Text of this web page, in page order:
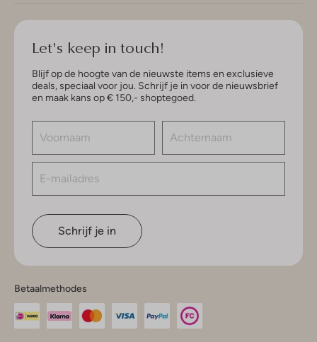
Let's keep in touch!
Blijf op de hoogte van de nieuwste items en exclusieve
deals, speciaal voor jou. Schrijf je in voor de nieuwsbrief
en maak kans op € 150,- shoptegoed.
Schrijf je in
Betaalmethodes